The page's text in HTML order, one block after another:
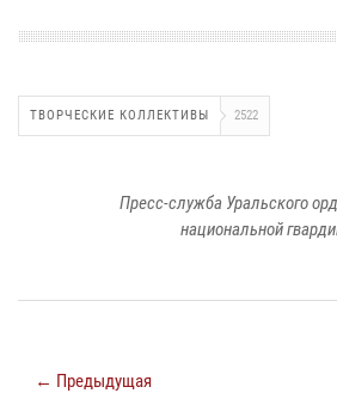
ТВОРЧЕСКИЕ КОЛЛЕКТИВЫ 2522
Пресс-служба Уральского
национальной
← Предыдущая